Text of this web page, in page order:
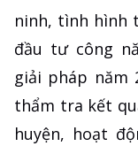
ninh, tình hình
đầu tư công
giải pháp năm
thẩm tra kết
huyện, hoạt